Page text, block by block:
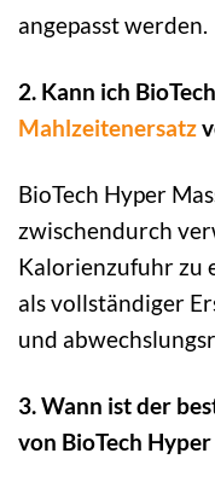
angepasst werden.
2. Kann ich
Mahlzeitenersatz
BioTech Hyper
zwischendurch
Kalorienzufuhr zu
als vollständiger
und
3. Wann ist der
von BioTech Hyper